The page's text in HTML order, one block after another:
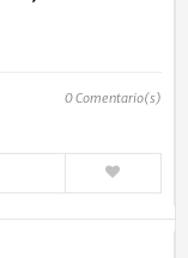
0Comentario(s)